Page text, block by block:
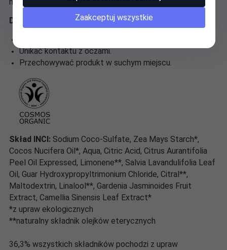
Dodatkowe informacje o produkcie:
Unikać kontaktu z oczami.
Przechowywać produkt w suchym miejscu.
Skład INCI: Sodium Coco-Sulfate, Zea Mays Starch*,
Cocos Nucifera Oil*, Aqua, Citric Acid, Citrus Aurantifolia
Peel Oil Expressed, Limonene**, Salvia Lavandulifolia Leaf
Oil, Guar Hydroxypropyltrimonium Chloride, Citral**,
Maltodextrin, Linalool**, Gardenia Jasminoides Fruit
Extract, Camellia Sinensis Leaf Extract*
*z upraw ekologicznych
**naturalny składnik olejków eterycznych
36,3% wszystkich składników pochodzi z upraw
Zaakceptuj wszystkie